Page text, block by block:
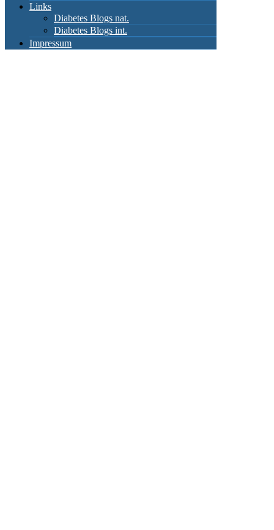
Links
Diabetes Blogs nat.
Diabetes Blogs int.
Impressum